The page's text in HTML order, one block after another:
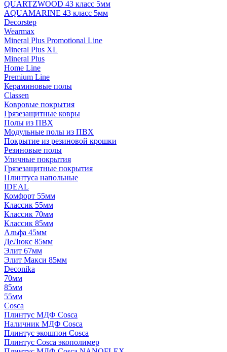
QUARTZWOOD 43 класс 5мм
AQUAMARINE 43 класс 5мм
Decorstep
Wearmax
Mineral Plus Promotional Line
Mineral Plus XL
Mineral Plus
Home Line
Premium Line
Кераминовые полы
Classen
Ковровые покрытия
Грязезащитные ковры
Полы из ПВХ
Модульные полы из ПВХ
Покрытие из резиновой крошки
Резиновые полы
Уличные покрытия
Грязезащитные покрытия
Плинтуса напольные
IDEAL
Комфорт 55мм
Классик 55мм
Классик 70мм
Классик 85мм
Альфа 45мм
ДеЛюкс 85мм
Элит 67мм
Элит Макси 85мм
Deconika
70мм
85мм
55мм
Cosca
Плинтус МДФ Cosca
Наличник МДФ Cosca
Плинтус экошпон Cosca
Плинтус Cosca экополимер